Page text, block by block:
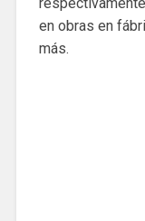
en obras en
más.